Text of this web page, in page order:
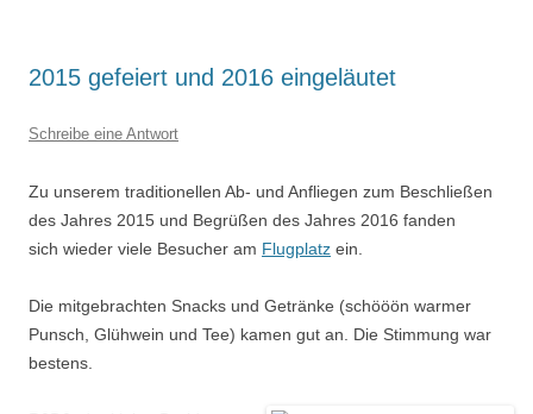
2015 gefeiert und 2016 eingeläutet
Schreibe eine Antwort
Zu unserem traditionellen Ab- und Anfliegen zum Beschließen
des Jahres 2015 und Begrüßen des Jahres 2016 fanden
sich wieder viele Besucher am Flugplatz ein.
Die mitgebrachten Snacks und Getränke (schööön warmer
Punsch, Glühwein und Tee) kamen gut an. Die Stimmung war
bestens.